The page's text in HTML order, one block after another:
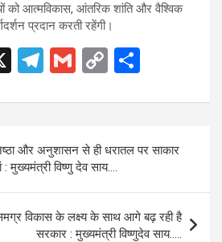
को आत्मविकास, आंतरिक शांति और वैश्विक
प्रदान करती रहेंगी।
X
T
e
a
m
G
ail
C
py
n
k
ar
और अनुशासन से ही धरातल पर साकार
: मुख्यमंत्री विष्णु देव साय….
विकास के लक्ष्य के साथ आगे बढ़ रही है
सरकार : मुख्यमंत्री विष्णुदेव साय…..